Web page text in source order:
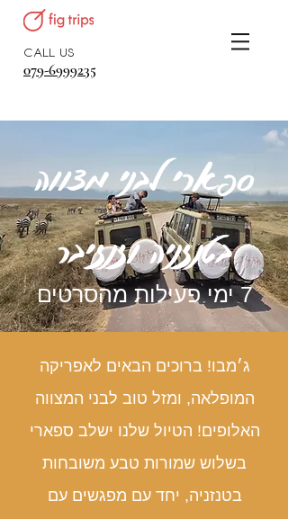
CALL US
079-6999235
ספארי לבני מצווה
בטנזניה וזנזיבר
7 ימי פעילות מהסרטים
ג׳מבו! ברוכים הבאים לאפריקה
המופלאה, ומזל טוב לבני המצווה
האלופים! הטיול שלנו ישלב ספארי
בשלוש שמורות טבע משובחות
בטנזניה, יחד עם מפגשים עם